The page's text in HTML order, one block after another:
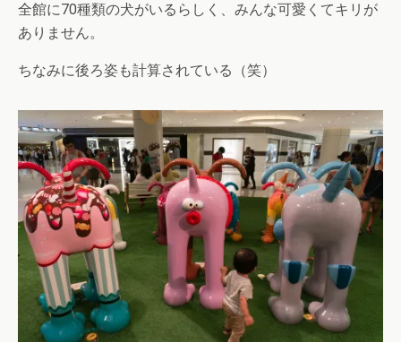
全館に70種類の犬がいるらしく、みんな可愛くてキリが
ありません。
ちなみに後ろ姿も計算されている（笑）